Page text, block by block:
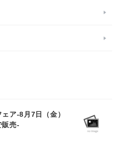
ア-8月7日（金）
販売-